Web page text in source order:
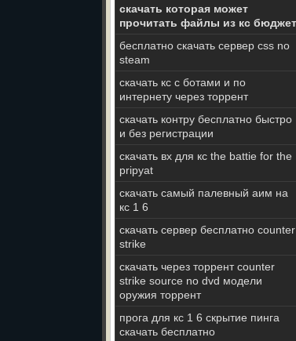
скачать которая может
прочитать файлы из кс бюджет
бесплатно скачать сервер css no
steam
скачать кс с ботами и по
интернету через торрент
скачать контру бесплатно быстро
и без регистрации
скачать вх для кс the battie for the
pripyat
скачать самый палевный аим на
кс 1 6
скачать сервер бесплатно counter
strike
скачать через торрент counter
strike source no dvd модели
оружия торрент
прога для кс 1 6 скрытие пинга
скачать бесплатно